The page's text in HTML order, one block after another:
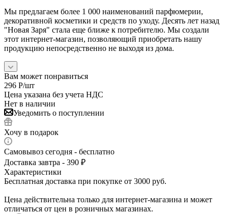
Мы предлагаем более 1 000 наименований парфюмерии,
декоративной косметики и средств по уходу. Десять лет назад
"Новая Заря" стала еще ближе к потребителю. Мы создали
этот интернет-магазин, позволяющий приобретать нашу
продукцию непосредственно не выходя из дома.
Вам может понравиться
296 Р/шт
Цена указана без учета НДС
Нет в наличии
Уведомить о поступлении
Хочу в подарок
Самовывоз сегодня - бесплатно
Доставка завтра - 390 ₽
Характеристики
Бесплатная доставка при покупке от 3000 руб.
Цена действительна только для интернет-магазина и может
отличаться от цен в розничных магазинах.